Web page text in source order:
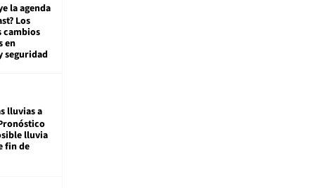
la agenda
Los
cambios
en
seguridad
lluvias a
lluvia
fin de